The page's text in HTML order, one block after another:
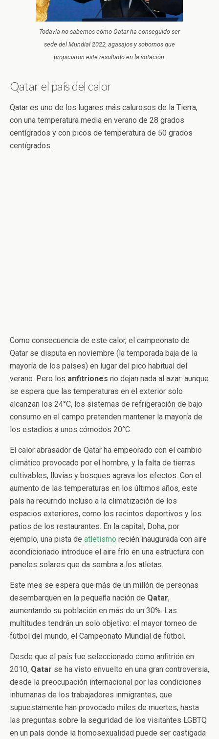
Todavía no sabemos cómo Qatar ha conseguido ser
sede del Mundial 2022, agasajos y sobornos que
propiciaron este resultado en la votación.
Qatar el país del calor
Qatar es uno de los lugares más calurosos de la Tierra,
con una temperatura media en verano de 28 grados
centígrados y con picos de temperatura de 50 grados
centígrados.
Como consecuencia de este calor, el campeonato de
Qatar se disputa en noviembre (la temporada baja de la
mayoría de los países) en lugar del pico habitual del
verano. Pero los anfitriones no dejan nada al azar: aunque
se espera que las temperaturas en el exterior solo
alcanzan los 24°C, los sistemas de refrigeración de bajo
consumo en el campo pretenden mantener la mayoría de
los estadios a unos cómodos 20°C.
El calor abrasador de Qatar ha empeorado con el cambio
climático provocado por el hombre, y la falta de tierras
cultivables, lluvias y bosques agrava los efectos. Con el
aumento de las temperaturas en los últimos años, este
país ha recurrido incluso a la climatización de los
espacios exteriores, como los recintos deportivos y los
patios de los restaurantes. En la capital, Doha, por
ejemplo, una pista de atletismo recién inaugurada con aire
acondicionado introduce el aire frío en una estructura con
paneles solares que da sombra a los atletas.
Este mes se espera que más de un millón de personas
desembarquen en la pequeña nación de Qatar,
aumentando su población en más de un 30%. Las
multitudes tendrán un solo objetivo: el mayor torneo de
fútbol del mundo, el Campeonato Mundial de fútbol.
Desde que el país fue seleccionado como anfitrión en
2010, Qatar se ha visto envuelto en una gran controversia,
desde la preocupación internacional por las condiciones
inhumanas de los trabajadores inmigrantes, que
supuestamente han provocado miles de muertes, hasta
las preguntas sobre la seguridad de los visitantes LGBTQ
en un país donde la homosexualidad puede ser castigada